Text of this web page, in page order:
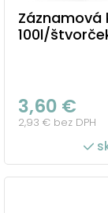
Záznamová
100l/
3,60 €
2,93 € bez DPH